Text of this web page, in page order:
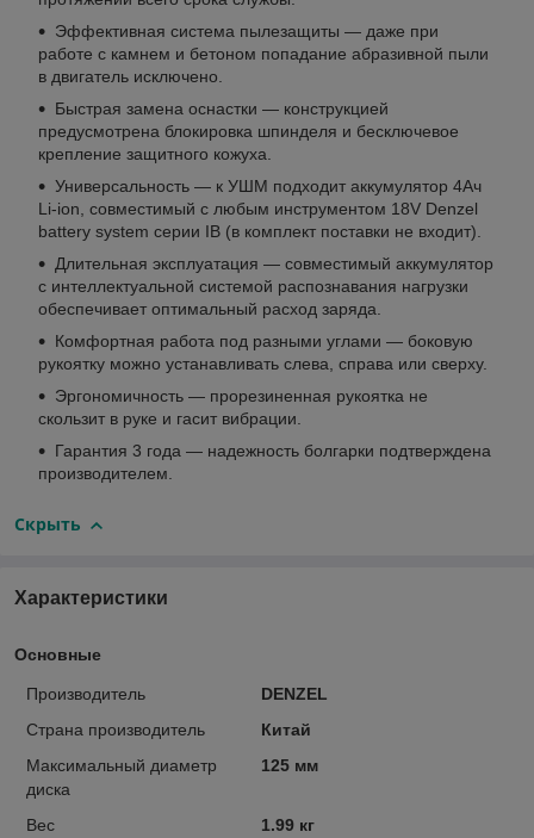
Эффективная система пылезащиты — даже при
работе с камнем и бетоном попадание абразивной пыли
в двигатель исключено.
Быстрая замена оснастки — конструкцией
предусмотрена блокировка шпинделя и бесключевое
крепление защитного кожуха.
Универсальность — к УШМ подходит аккумулятор 4Ач
Li-ion, совместимый с любым инструментом 18V Denzel
battery system серии IB (в комплект поставки не входит).
Длительная эксплуатация — совместимый аккумулятор
с интеллектуальной системой распознавания нагрузки
обеспечивает оптимальный расход заряда.
Комфортная работа под разными углами — боковую
рукоятку можно устанавливать слева, справа или сверху.
Эргономичность — прорезиненная рукоятка не
скользит в руке и гасит вибрации.
Гарантия 3 года — надежность болгарки подтверждена
производителем.
Скрыть
Характеристики
Основные
Производитель
DENZEL
Страна производитель
Китай
Максимальный диаметр
диска
125 мм
Вес 1.99 кг